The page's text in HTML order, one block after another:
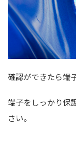
確認ができたら端
端子をしっかり保
さい。